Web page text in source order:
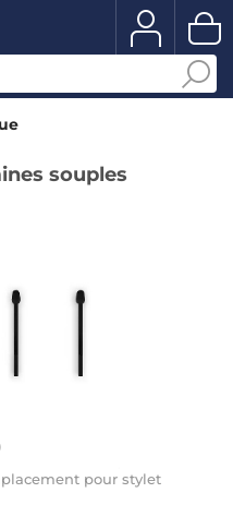
souples
pour stylet